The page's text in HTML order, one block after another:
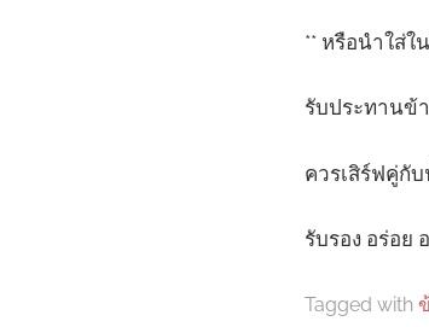
** หรือนำใส่
รับประทานข้
ควรเสิร์ฟคู่กั
รับรอง อร่อย
Tagged with